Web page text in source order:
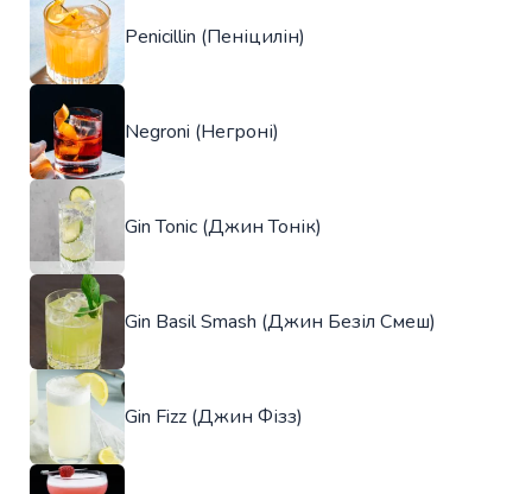
Penicillin (Пеніцилін)
Negroni (Негроні)
Gin Tonic (Джин Тонік)
Gin Basil Smash (Джин Безіл Смеш)
Gin Fizz (Джин Фізз)